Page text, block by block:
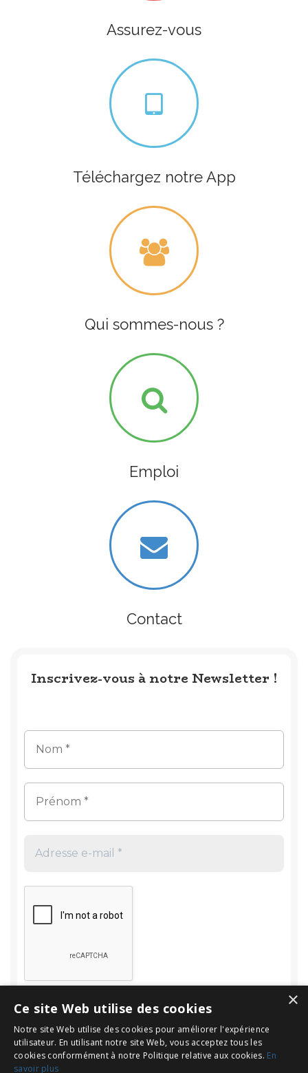
Assurez-vous
Téléchargez notre App
Qui sommes-nous ?
Emploi
Contact
Inscrivez-vous à notre Newsletter !
×
Ce site Web utilise des cookies
Notre site Web utilise des cookies pour améliorer l'expérience
utilisateur. En utilisant notre site Web, vous acceptez tous les
cookies conformément à notre Politique relative aux cookies. En
savoir plus